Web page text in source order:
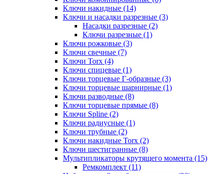
Ключи накидные (14)
Ключи и насадки разрезные (3)
Насадки разрезные (2)
Ключи разрезные (1)
Ключи рожковые (3)
Ключи свечные (7)
Ключи Torx (4)
Ключи спицевые (1)
Ключи торцевые Г-образные (3)
Ключи торцевые шарнирные (1)
Ключи разводные (8)
Ключи торцевые прямые (8)
Ключи Spline (2)
Ключи радиусные (1)
Ключи трубные (2)
Ключи накидные Torx (2)
Ключи шестигранные (8)
Мультипликаторы крутящего момента (15)
Ремкомплект (11)